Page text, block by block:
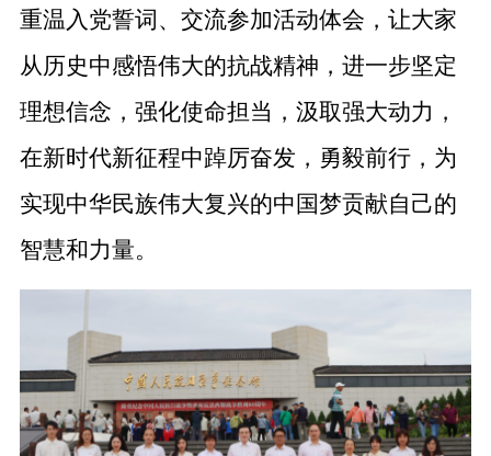
重温入党誓词、交流参加活动体会，让大家
从历史中感悟伟大的抗战精神，进一步坚定
理想信念，强化使命担当，汲取强大动力，
在新时代新征程中踔厉奋发，勇毅前行，为
实现中华民族伟大复兴的中国梦贡献自己的
智慧和力量。